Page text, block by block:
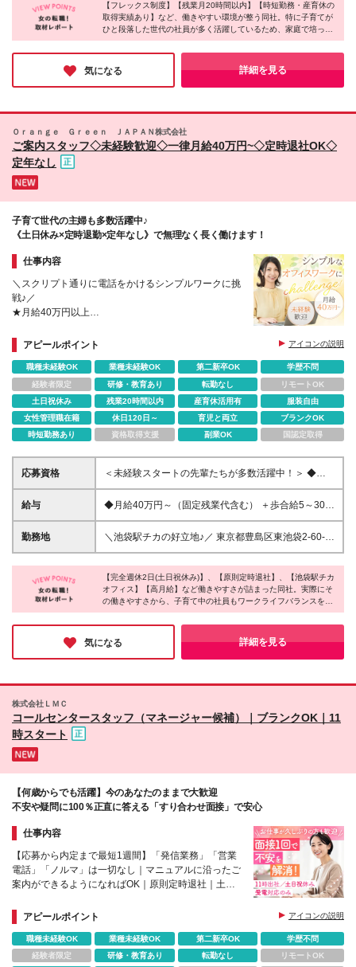
3ヵ月（その間の給与・待遇に差異はありません）
【フレックス制度】【残業月20時間以内】【時短勤務・産育休の
取得実績あり】など、働きやすい環境が整う同社。特に子育てが
ひと段落した世代の社員が多く活躍しているため、家庭で培った
「気配り」や「調整力」がそのまま仕事の武器になっている点が
印象的でした。
もう一度キャリアを歩み直したい方、自分の強みを活かしたい方
にこそ、ご応募いただきたいポジションです！
気になる 詳細を見る
Ｏｒａｎｇｅ Ｇｒｅｅｎ ＪＡＰＡＮ株式会社
ご案内スタッフ◇未経験歓迎◇一律月給40万円~◇定時退社OK◇
定年なし
子育て世代の主婦も多数活躍中♪
《土日休み×定時退勤×定年なし》で無理なく長く働けます！
仕事内容
＼スクリプト通りに電話をかけるシンプルワークに挑
戦♪／
★月給40万円以上
★残業ほぼなし・土日祝休み
★定年なし！30代～60代が多数活躍中
アピールポイント アイコンの説明
職種未経験OK 業種未経験OK 第二新卒OK
学歴不問
経験者限定
研修・教育あり 転勤なし
リモートOK
土日祝休み
残業20時間以内 産育休活用有
服装自由
女性管理職在籍
休日120日～ 育児と両立
ブランクOK
時短勤務あり
資格取得支援 副業OK 国認定取得
応募資格
＜未経験スタートの先輩たちが多数活躍中！＞ ◆学
歴不問 ◆業種・職種未経験者歓迎 ★第二新卒や社会
人未経験、 オフィスワークが初めての方もご応募下
給与
◆月給40万円～（固定残業代含む） ＋歩合給5～30%
＋役職手当2～20万円＋報奨金～2万円 ※上記は最低
保証額となります。 ※経験・年齢・能力等を考慮の
記を超える時間外労働分は追加で支給。 ※試用期間3
か月あり ・月給35万円（固定残業代含む）＋歩合給5
～30% ・固定残業代は時間外労働に関わらず月20時
績により期間が変動（短縮）する場合あり ・その他
待遇に差異なし ★希望があればほかの職種にキャリ
アチェンジも可能です！お気軽にご相談ください♪
勤務地
＼池袋駅チカの好立地♪／ 東京都豊島区東池袋2-60-3
グレイスロータリービル05F (変更の範囲)上記を除く
当社関連勤務地
【完全週休2日(土日祝休み)】、【原則定時退社】、【池袋駅チカ
オフィス】【高月給】など働きやすさが詰まった同社。実際にそ
の働きやすさから、子育て中の社員もワークライフバランスを大
事にしながら活躍しているそう！教育体制がしっかりしているの
で経験や年齢を気にせず入社できるとのことでした。安定的にし
っかり稼げて、プライベートとのメリハリをつけられるので、働
きやすさ重視の方にピッタリの環境です♪
気になる 詳細を見る
株式会社ＬＭＣ
コールセンタースタッフ（マネージャー候補）｜ブランクOK｜11
時スタート
【何歳からでも活躍】今のあなたのままで大歓迎
不安や疑問に100％正直に答える「すり合わせ面接」で安心
仕事内容
【応募から内定まで最短1週間】「発信業務」「営業
電話」「ノルマ」は一切なし｜マニュアルに沿ったご
案内ができるようになればOK｜原則定時退社｜土日
アピールポイント
アイコンの説明
職種未経験OK 業種未経験OK 第二新卒OK
学歴不問
経験者限定
研修・教育あり 転勤なし
リモートOK